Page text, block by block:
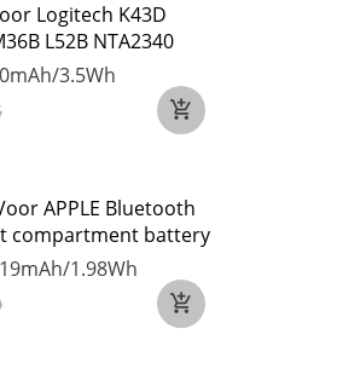
Logitech K43D
L52B NTA2340
3.5Wh
APPLE Bluetooth
compartment battery
1.98Wh